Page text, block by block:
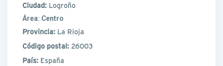
Ciudad: Logroño
Área: Centro
Provincia: La Rioja
Código postal: 26003
País: España